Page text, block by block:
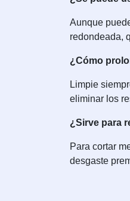
Aunque
redondeada,
¿Cómo
Limpie
eliminar los
¿Sirve para
Para cortar
desgaste